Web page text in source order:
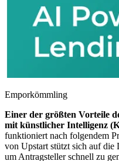
Emporkömmling
Einer der größten Vorteile
mit künstlicher Intelligenz
funktioniert nach folgendem
von Upstart stützt sich auf die
um Antragsteller schnell zu